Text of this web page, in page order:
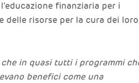
finanziaria per i
risorse per la cura dei loro
in quasi tutti i programmi
benefici come una